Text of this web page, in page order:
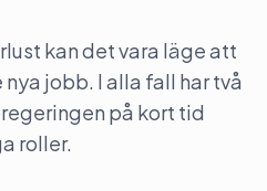
kan det vara läge att
jobb. I alla fall har två
på kort tid
roller.